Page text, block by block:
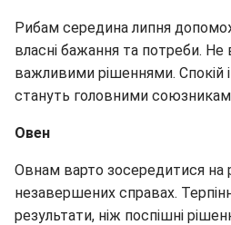
Рибам середина липня
власні бажання та потреби. Не
важливими рішеннями. Спокій
стануть головними
Овен
Овнам варто зосередитися на
незавершених справах.
результати, ніж поспішні